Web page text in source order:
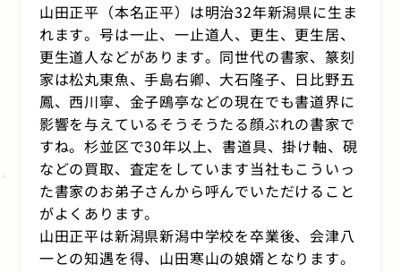
山田正平（本名正平）は明治32年新潟県に生ま
れます。号は一止、一止道人、更生、更生居、
更生道人などがあります。同世代の書家、篆刻
家は松丸東魚、手島右卿、大石隆子、日比野五
鳳、西川寧、金子鴎亭などの現在でも書道界に
影響を与えているそうそうたる顔ぶれの書家で
すね。杉並区で30年以上、書道具、掛け軸、硯
などの買取、査定をしています当社もこういっ
た書家のお弟子さんから呼んでいただけること
がよくあります。
山田正平は新潟県新潟中学校を卒業後、会津八
一との知遇を得、山田寒山の娘婿となります。